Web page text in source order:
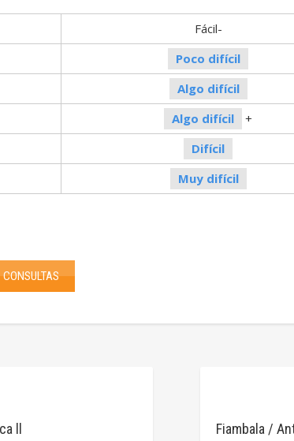
Fácil-
Poco difícil
Algo difícil
Algo difícil
+
Difícil
Muy difícil
CONSULTAS
ll
Fiambala /